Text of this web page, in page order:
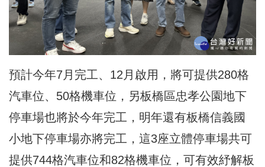
預計今年7月完工、12月啟用，將可提供280格
汽車位、50格機車位，另板橋區忠孝公園地下
停車場也將於今年完工，明年還有板橋信義國
小地下停車場亦將完工，這3座立體停車場共可
提供744格汽車位和82格機車位，可有效紓解板